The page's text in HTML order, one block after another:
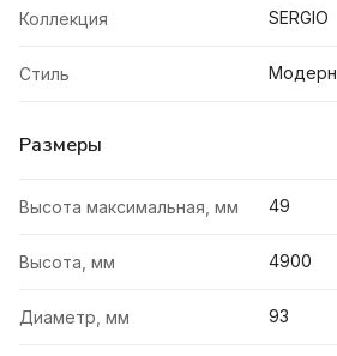
Коллекция SERGIO
Стиль Модерн
Размеры
Высота максимальная, мм 49
Высота, мм 4900
Диаметр, мм 93